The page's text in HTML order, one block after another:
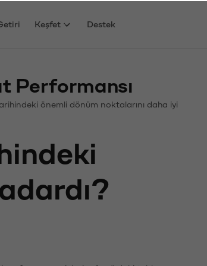
Keşfet Destek
Performansı
önemli dönüm noktalarını daha iyi